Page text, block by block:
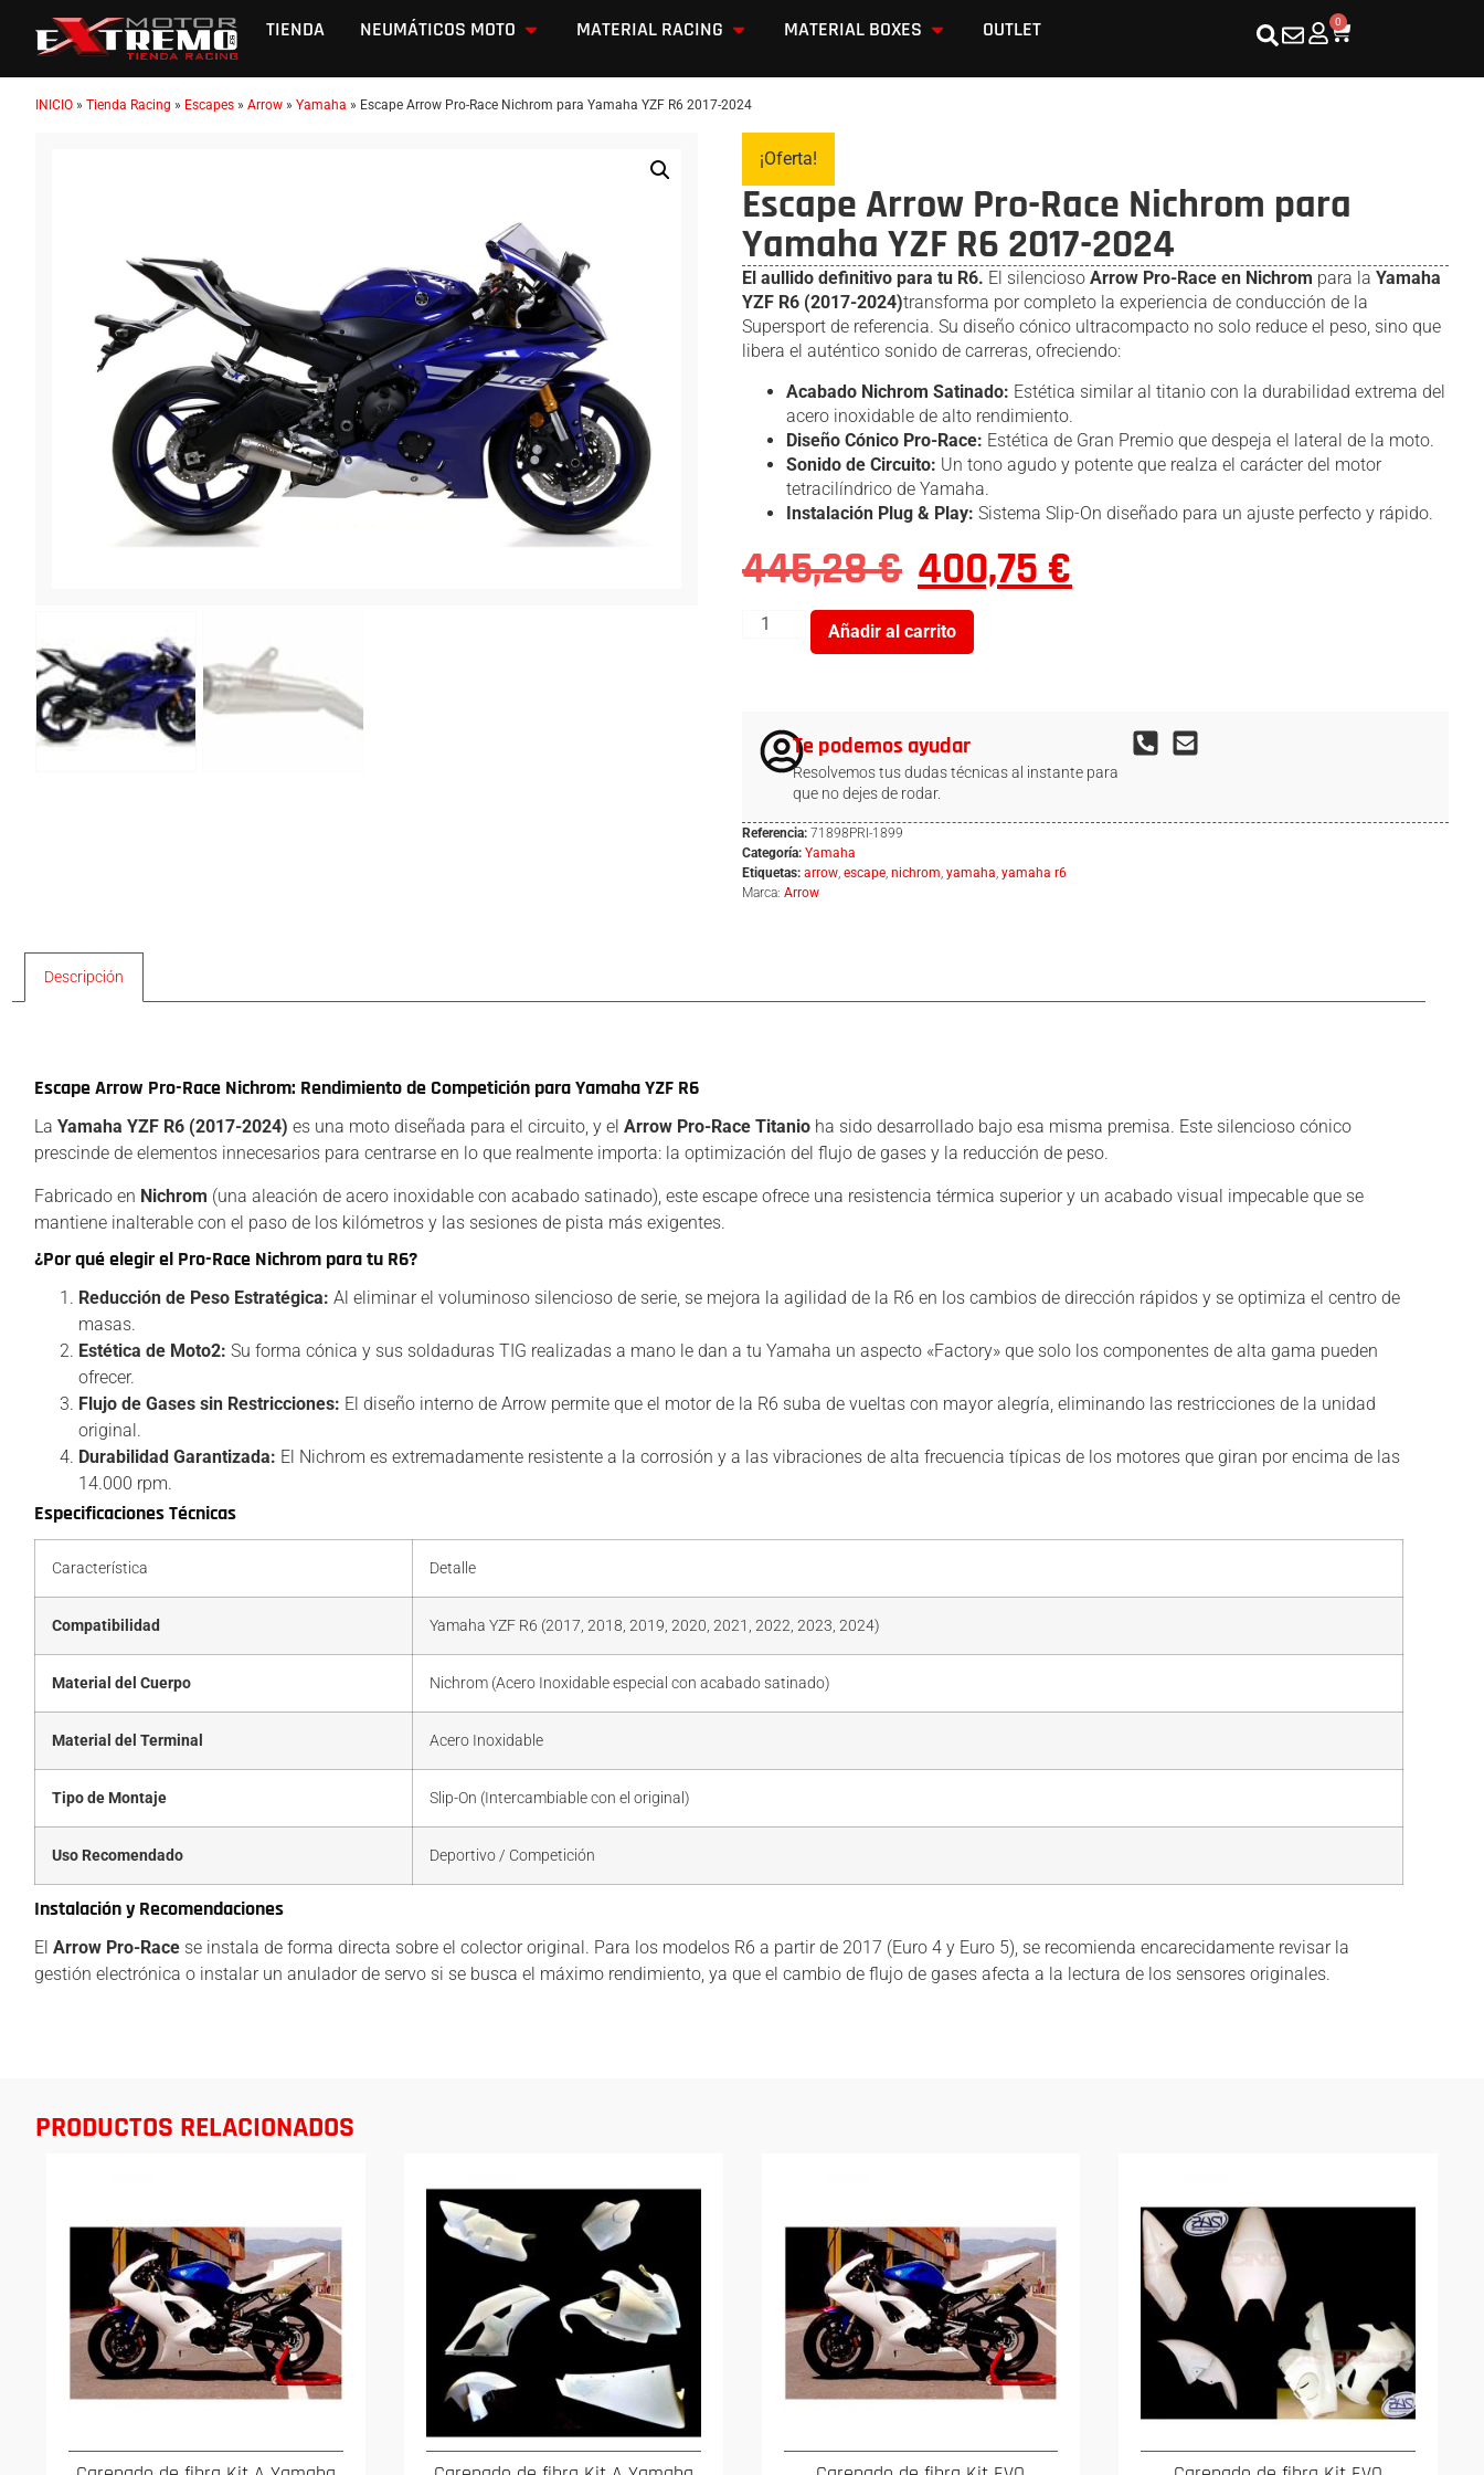
TIENDA NEUMÁTICOS MOTO MATERIAL RACING MATERIAL BOXES OUTLET 0
INICIO » Tienda Racing » Escapes » Arrow » Yamaha » Escape Arrow Pro-Race Nichrom para Yamaha YZF R6 2017-2024
¡Oferta!
Escape Arrow Pro-Race Nichrom para
Yamaha YZF R6 2017-2024
El aullido definitivo para tu R6. El silencioso Arrow Pro-Race en Nichrom para la Yamaha
YZF R6 (2017-2024)transforma por completo la experiencia de conducción de la
Supersport de referencia. Su diseño cónico ultracompacto no solo reduce el peso, sino que
libera el auténtico sonido de carreras, ofreciendo:
Acabado Nichrom Satinado: Estética similar al titanio con la durabilidad extrema del
acero inoxidable de alto rendimiento.
Diseño Cónico Pro-Race: Estética de Gran Premio que despeja el lateral de la moto.
Sonido de Circuito: Un tono agudo y potente que realza el carácter del motor
tetracilíndrico de Yamaha.
Instalación Plug & Play: Sistema Slip-On diseñado para un ajuste perfecto y rápido.
445,28€ 400,75€
Añadir al carrito
Te podemos ayudar
Resolvemos tus dudas técnicas al instante para
que no dejes de rodar.
Referencia: 71898PRI-1899
Categoría: Yamaha
Etiquetas: arrow, escape, nichrom, yamaha, yamaha r6
Marca: Arrow
Descripción
Escape Arrow Pro-Race Nichrom: Rendimiento de Competición para Yamaha YZF R6
LaYamaha YZF R6 (2017-2024) es una moto diseñada para el circuito, y elArrow Pro-Race Titanio ha sido desarrollado bajo esa misma premisa. Este silencioso cónico
prescinde de elementos innecesarios para centrarse en lo que realmente importa: la optimización del flujo de gases y la reducción de peso.
Fabricado en Nichrom (una aleación de acero inoxidable con acabado satinado), este escape ofrece una resistencia térmica superior y un acabado visual impecable que se
mantiene inalterable con el paso de los kilómetros y las sesiones de pista más exigentes.
¿Por qué elegir el Pro-Race Nichrom para tu R6?
Reducción de Peso Estratégica: Al eliminar el voluminoso silencioso de serie, se mejora la agilidad de la R6 en los cambios de dirección rápidos y se optimiza el centro de
masas.
Estética de Moto2: Su forma cónica y sus soldaduras TIG realizadas a mano le dan a tu Yamaha un aspecto «Factory» que solo los componentes de alta gama pueden
ofrecer.
Flujo de Gases sin Restricciones: El diseño interno de Arrow permite que el motor de la R6 suba de vueltas con mayor alegría, eliminando las restricciones de la unidad
original.
Durabilidad Garantizada: El Nichrom es extremadamente resistente a la corrosión y a las vibraciones de alta frecuencia típicas de los motores que giran por encima de las
14.000 rpm.
Especificaciones Técnicas
Característica Detalle
Compatibilidad Yamaha YZF R6 (2017, 2018, 2019, 2020, 2021, 2022, 2023, 2024)
Material del Cuerpo Nichrom (Acero Inoxidable especial con acabado satinado)
Material del Terminal Acero Inoxidable
Tipo de Montaje Slip-On (Intercambiable con el original)
Uso Recomendado Deportivo / Competición
Instalación y Recomendaciones
ElArrow Pro-Race se instala de forma directa sobre el colector original. Para los modelos R6 a partir de 2017 (Euro 4 y Euro 5), se recomienda encarecidamente revisar la
gestión electrónica o instalar un anulador de servo si se busca el máximo rendimiento, ya que el cambio de flujo de gases afecta a la lectura de los sensores originales.
PRODUCTOS RELACIONADOS